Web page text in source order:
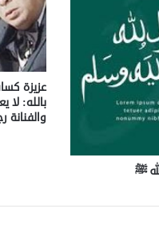
ﷺ
عزيزة
بالله: لا
والفنانة